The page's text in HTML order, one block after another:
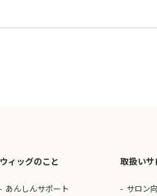
ウィッグのこと
あんしんサポート
取扱い
サロン